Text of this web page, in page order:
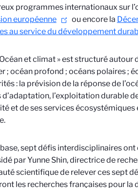
programmes internationaux sur
européenne
ou encore la
au service du développement
Océan et climat » est structuré
; océan profond ; océans polaires ;
: la prévision de la réponse de
l’exploitation durable
et de ses services
sept défis interdisciplinaires
par Yunne Shin, directrice de
scientifique de relever ces sept
les recherches françaises pour la